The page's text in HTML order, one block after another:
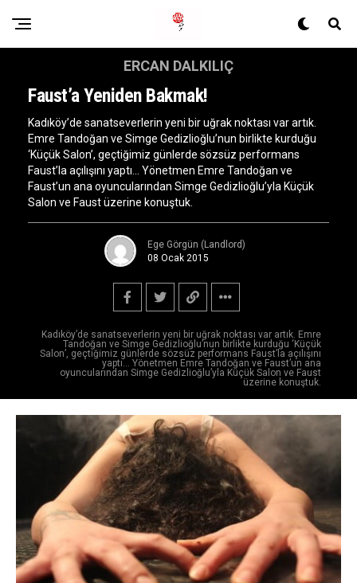
Kadıköy’de sanatseverlerin yeni bir uğrak noktası var artık. Emre
Tandoğan ve Simge Gedizlioğlu’nun birlikte kurduğu ‘Küçük
Salon’, geçtiğimiz günlerde sözsüz performans Faust’la açılışını
yaptı… Yönetmen Emre Tandoğan ve Faust’un ana
oyuncularından Simge Gedizlioğlu’yla Küçük Salon ve Faust
üzerine konuştuk.
ERCAN DALKILIÇ
Faust’a Yeniden Bakmak!
Kadıköy’de sanatseverlerin yeni bir uğrak noktası var artık.
Emre Tandoğan ve Simge Gedizlioğlu’nun birlikte kurduğu
‘Küçük Salon’, geçtiğimiz günlerde sözsüz performans
Faust’la açılışını yaptı… Yönetmen Emre Tandoğan ve
Faust’un ana oyuncularından Simge Gedizlioğlu’yla Küçük
Salon ve Faust üzerine konuştuk.
Ege Görgün (Landlord)
08 Ocak 2015